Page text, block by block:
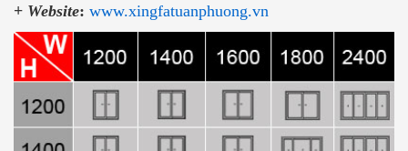
+ Website: www.xingfatuanphuong.vn